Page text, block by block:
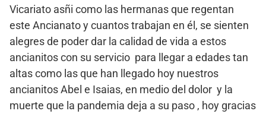
Vicariato asñi como las hermanas que regentan
este Ancianato y cuantos trabajan en él, se sienten
alegres de poder dar la calidad de vida a estos
ancianitos con su servicio para llegar a edades tan
altas como las que han llegado hoy nuestros
ancianitos Abel e Isaias, en medio del dolor y la
muerte que la pandemia deja a su paso , hoy gracias